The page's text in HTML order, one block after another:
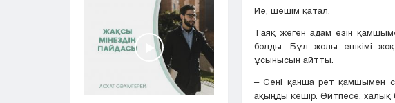
Иә, шешім қатал.
Таяқ жеген адам өзін
болды. Бұл жолы ешкімі
ұсынысын айтты.
– Сені қанша рет қамшымен
ақыңды кешір. Әйтпесе, халық